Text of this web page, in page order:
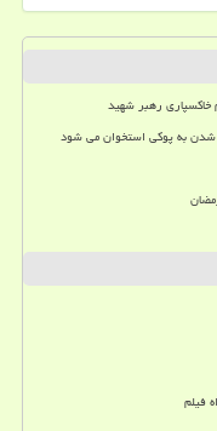
رهبر شهید
شدن به پوکی استخوان می شود
فیلم